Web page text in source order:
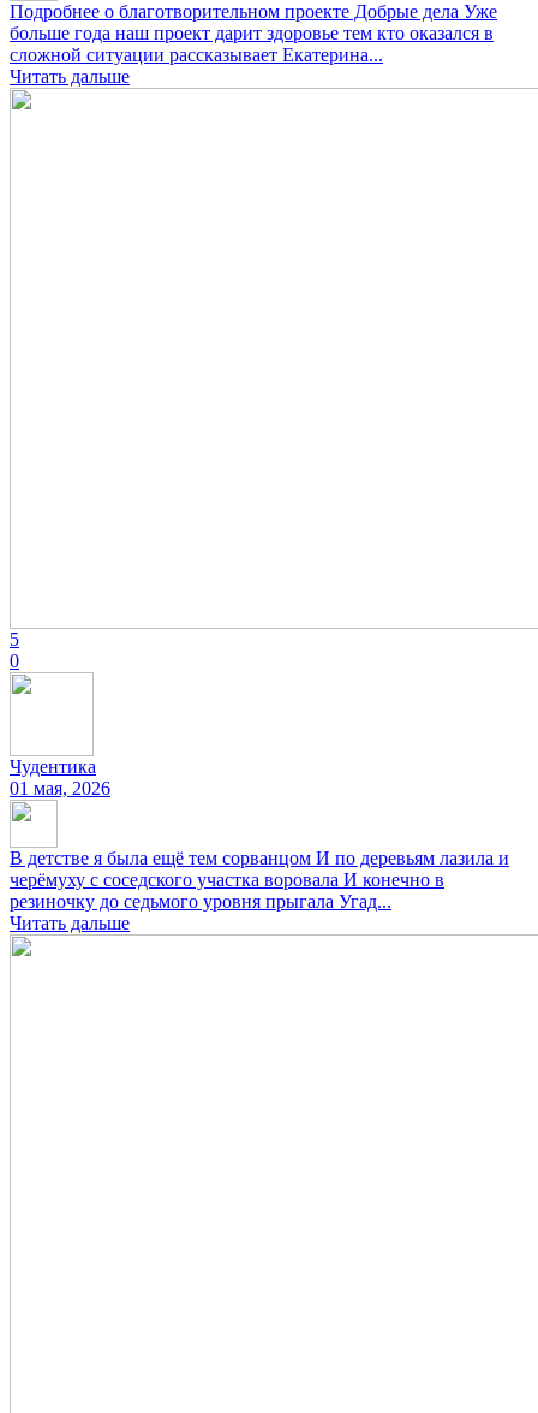
Подробнее о благотворительном проекте Добрые дела Уже
больше года наш проект дарит здоровье тем кто оказался в
сложной ситуации рассказывает Екатерина...
Читать дальше
5
0
Чудентика
01 мая, 2026
В детстве я была ещё тем сорванцом И по деревьям лазила и
черёмуху с соседского участка воровала И конечно в
резиночку до седьмого уровня прыгала Угад...
Читать дальше